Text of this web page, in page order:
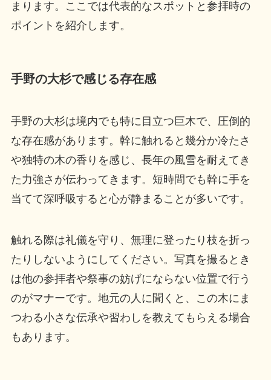
まります。ここでは代表的なスポットと参拝時の
ポイントを紹介します。
手野の大杉で感じる存在感
手野の大杉は境内でも特に目立つ巨木で、圧倒的
な存在感があります。幹に触れると幾分か冷たさ
や独特の木の香りを感じ、長年の風雪を耐えてき
た力強さが伝わってきます。短時間でも幹に手を
当てて深呼吸すると心が静まることが多いです。
触れる際は礼儀を守り、無理に登ったり枝を折っ
たりしないようにしてください。写真を撮るとき
は他の参拝者や祭事の妨げにならない位置で行う
のがマナーです。地元の人に聞くと、この木にま
つわる小さな伝承や習わしを教えてもらえる場合
もあります。